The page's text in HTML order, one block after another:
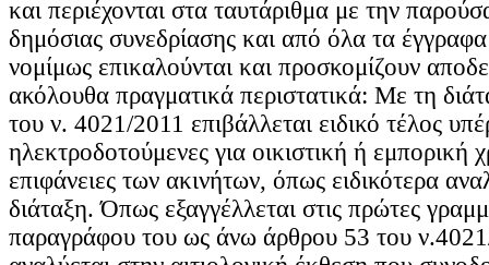
και περιέχονται στα ταυτάριθμα με την
δημόσιας συνεδρίασης και από όλα τα έγγραφα
νομίμως επικαλούνται και προσκομίζουν
ακόλουθα πραγματικά περιστατικά: Με τη
του ν. 4021/2011 επιβάλλεται ειδικό τέλος
ηλεκτροδοτούμενες για οικιστική ή εμπορική
επιφάνειες των ακινήτων, όπως ειδικότερα
διάταξη. Όπως εξαγγέλλεται στις πρώτες
παραγράφου του ως άνω άρθρου 53 του